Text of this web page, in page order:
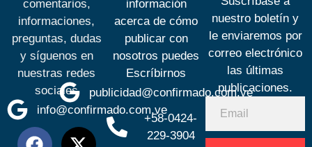
comentarios,
informaciones,
preguntas, dudas
y síguenos en
nuestras redes
sociales
info@confirmado.com.ve
información
acerca de cómo
publicar con
nosotros puedes
Escríbirnos
publicidad@confirmado.com.ve
+58-0424-
229-3904
nuestro boletín y
le enviaremos por
correo electrónico
las últimas
publicaciones.